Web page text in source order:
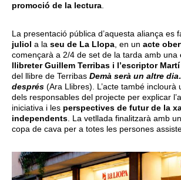
promoció de la lectura
La presentació pública d’aquesta aliança es
juliol a la seu de La Llopa , en un acte
començarà a 2/4 de set de la tarda amb una
llibreter Guillem Terribas i l’escriptor
del llibre de Terribas Demà serà un altre
després (Ara Llibres). L’acte també inclourà
dels responsables del projecte per explicar
iniciativa i les perspectives de futur de la
independents . La vetllada finalitzarà amb
copa de cava per a totes les persones